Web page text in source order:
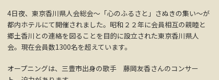
4日夜、東京香川県人会総会～「心のふるさと」さぬきの集い～が
都内ホテルにて開催されました。昭和２２年に会員相互の親睦と
郷土香川との連絡を図ることを目的に設立された東京香川県人
会。現在会員数1300名を超えています。
オープニングは、三豊市出身の歌手 藤岡友香さんのコンサー